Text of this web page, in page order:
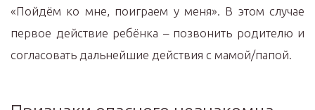
«Пойдём ко мне, поиграем у меня». В этом случае
первое действие ребёнка – позвонить родителю и
согласовать дальнейшие действия с мамой/папой.